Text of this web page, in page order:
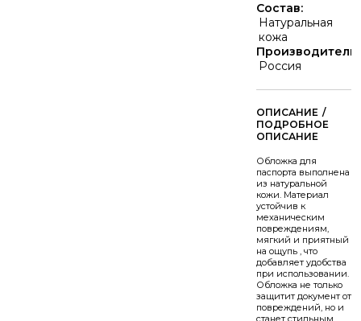
Состав:
Натуральная
кожа
Производитель:
Россия
/
Обложка для
паспорта выполнена
из натуральной
кожи. Материал
устойчив к
механическим
повреждениям,
мягкий и приятный
на ощупь , что
добавляет удобства
при использовании.
Обложка не только
защитит документ от
повреждений, но и
станет стильным